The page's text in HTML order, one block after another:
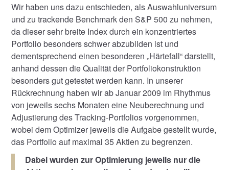
Wir haben uns dazu entschieden, als Auswahluniversum
und zu trackende Benchmark den S&P 500 zu nehmen,
da dieser sehr breite Index durch ein konzentriertes
Portfolio besonders schwer abzubilden ist und
dementsprechend einen besonderen „Härtefall“ darstellt,
anhand dessen die Qualität der Portfoliokonstruktion
besonders gut getestet werden kann. In unserer
Rückrechnung haben wir ab Januar 2009 im Rhythmus
von jeweils sechs Monaten eine Neuberechnung und
Adjustierung des Tracking-Portfolios vorgenommen,
wobei dem Optimizer jeweils die Aufgabe gestellt wurde,
das Portfolio auf maximal 35 Aktien zu begrenzen.
Dabei wurden zur Optimierung jeweils nur die